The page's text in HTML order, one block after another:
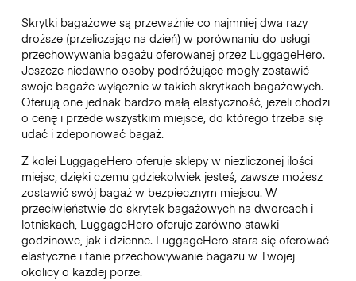
Skrytki bagażowe są przeważnie co najmniej dwa razy
droższe (przeliczając na dzień) w porównaniu do usługi
przechowywania bagażu oferowanej przez LuggageHero.
Jeszcze niedawno osoby podróżujące mogły zostawić
swoje bagaże wyłącznie w takich skrytkach bagażowych.
Oferują one jednak bardzo małą elastyczność, jeżeli chodzi
o cenę i przede wszystkim miejsce, do którego trzeba się
udać i zdeponować bagaż.
Z kolei LuggageHero oferuje sklepy w niezliczonej ilości
miejsc, dzięki czemu gdziekolwiek jesteś, zawsze możesz
zostawić swój bagaż w bezpiecznym miejscu. W
przeciwieństwie do skrytek bagażowych na dworcach i
lotniskach, LuggageHero oferuje zarówno stawki
godzinowe, jak i dzienne. LuggageHero stara się oferować
elastyczne i tanie przechowywanie bagażu w Twojej
okolicy o każdej porze.